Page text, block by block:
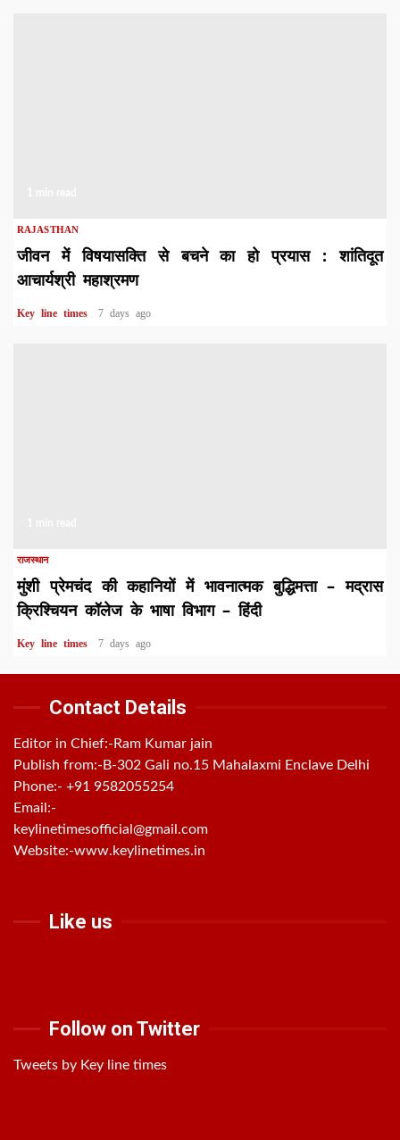
RAJASTHAN
जीवन में विषयासक्ति से बचने का हो प्रयास : शांतिदूत
आचार्यश्री महाश्रमण
Key line times 7 days ago
राजस्थान
मुंशी प्रेमचंद की कहानियों में भावनात्मक बुद्धिमत्ता – मद्रास
क्रिश्चियन कॉलेज के भाषा विभाग – हिंदी
Key line times 7 days ago
Contact Details
Editor in Chief:-Ram Kumar jain
Publish from:- B-302 Gali no.15 Mahalaxmi Enclave Delhi
Phone:- +91 9582055254
Email:-
keylinetimesofficial@gmail.com
Website:-www.keylinetimes.in
Like us
Follow on Twitter
Tweets by Key line times